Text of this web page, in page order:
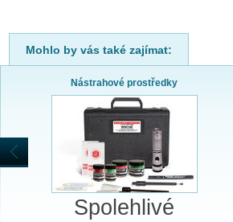
Mohlo by vás také zajímat:
Nástrahové prostředky
Spolehlivé